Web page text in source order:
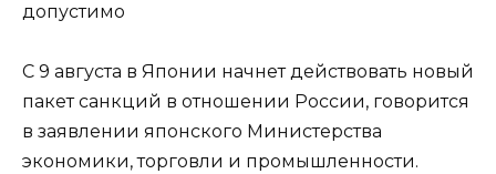
допустимо
С 9 августа в Японии начнет действовать новый
пакет санкций в отношении России, говорится
в заявлении японского Министерства
экономики, торговли и промышленности.